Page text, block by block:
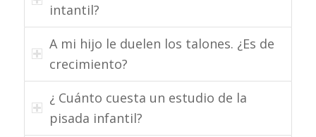
intantil?
A mi hijo le duelen los talones. ¿Es de
crecimiento?
¿ Cuánto cuesta un estudio de la
pisada infantil?